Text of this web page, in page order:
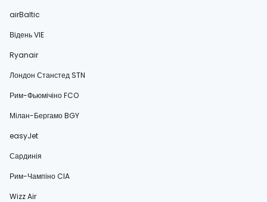
airBaltic
Відень VIE
Ryanair
Лондон Станстед STN
Рим-Фьюмічіно FCO
Мілан-Бергамо BGY
easyJet
Сардинія
Рим-Чампіно CIA
Wizz Air